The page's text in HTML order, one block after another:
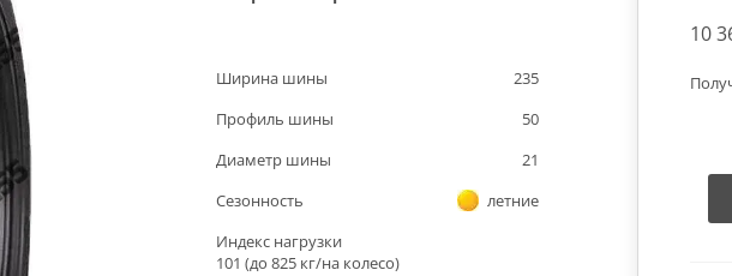
Ширина шины
235
Профиль шины
50
Диаметр шины
21
Сезонность
летние
Индекс нагрузки
101 (до825 кг/на колесо)
10